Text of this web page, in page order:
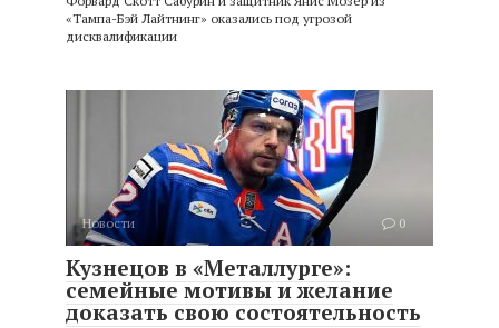
«Тампа-Бэй Лайтнинг» оказались под угрозой
дисквалификации
Новости 0
Кузнецов в «Металлурге»:
семейные мотивы и желание
доказать свою состоятельность